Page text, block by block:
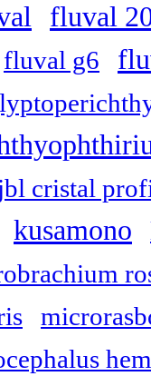
fluval
fluval g6
cristal
kusamono